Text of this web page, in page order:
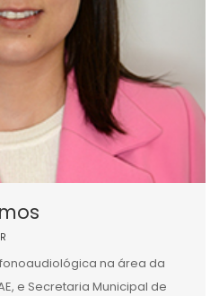
na área da
e Secretaria Municipal de